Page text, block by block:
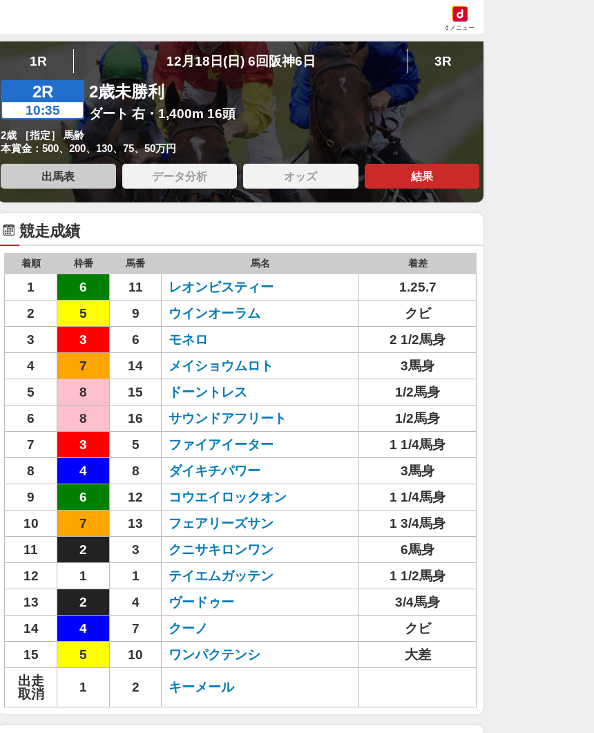
dメニュー
1R 12月18日(日) 6回阪神6日 3R
2R
10:35
2歳未勝利
ダート 右・1,400m 16頭
2歳 ［指定］ 馬齢
本賞金：500、200、130、75、50万円
出馬表 データ分析 オッズ 結果
競走成績
着順 枠番 馬番 馬名 着差
1 6 11 レオンビスティー
1.25.7
2
5 9 ウインオーラム
クビ
3
3 6 モネロ
2 1/2馬身
4
7 14 メイショウムロト
3馬身
5
8 15 ドーントレス
1/2馬身
6
8 16 サウンドアフリート
1/2馬身
7
3 5 ファイアイーター
1 1/4馬身
8
4 8 ダイキチパワー
3馬身
9
6 12 コウエイロックオン
1 1/4馬身
10
7 13 フェアリーズサン
1 3/4馬身
11
2 3 クニサキロンワン
6馬身
12
1 1 テイエムガッテン
1 1/2馬身
13
2 4 ヴードゥー
3/4馬身
14
4 7 クーノ
クビ
15
5 10 ワンパクテンシ
大差
出走
取消
1 2 キーメール